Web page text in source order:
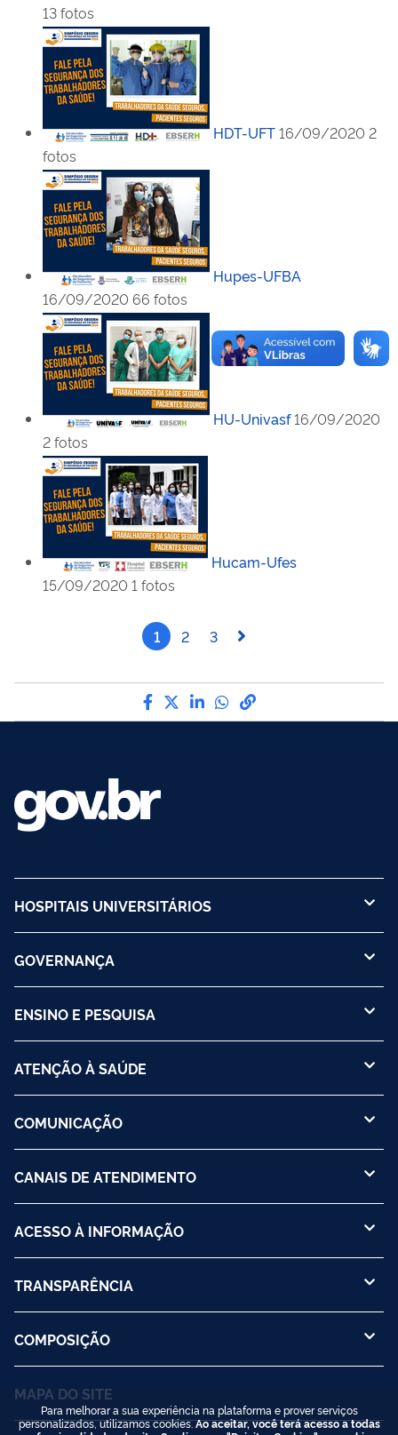
13 fotos
HDT-UFT16/09/2020 2
fotos
Hupes-UFBA
16/09/2020 66 fotos
HU-Univasf16/09/2020
2 fotos
Hucam-Ufes
15/09/2020 1 fotos
1 2 3
Compartilhe por Facebook
Compartilhe por Twitter
Compartilhe por
Compartilhe por
link para Copiar
HOSPITAIS UNIVERSITÁRIOS
GOVERNANÇA
ENSINO E PESQUISA
ATENÇÃO À SAÚDE
COMUNICAÇÃO
CANAIS DE ATENDIMENTO
ACESSO À INFORMAÇÃO
TRANSPARÊNCIA
COMPOSIÇÃO
MAPA DO SITE
Para melhorar a sua experiência na plataforma e prover serviços
personalizados, utilizamos cookies.Ao aceitar, você terá acesso a todas